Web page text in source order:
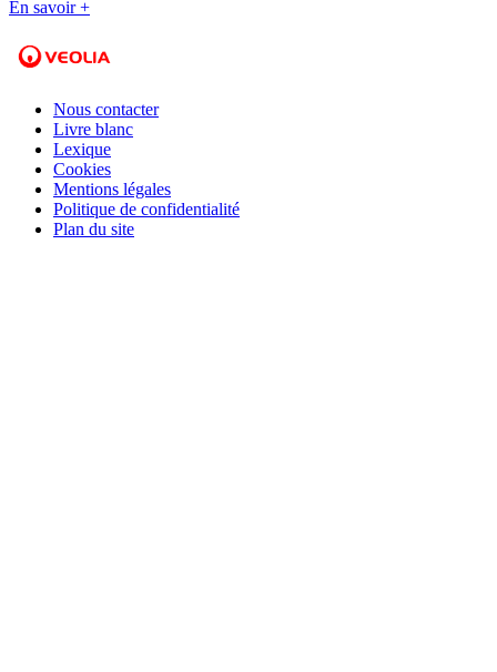
En savoir +
Nous contacter
Livre blanc
Lexique
Cookies
Mentions légales
Politique de confidentialité
Plan du site